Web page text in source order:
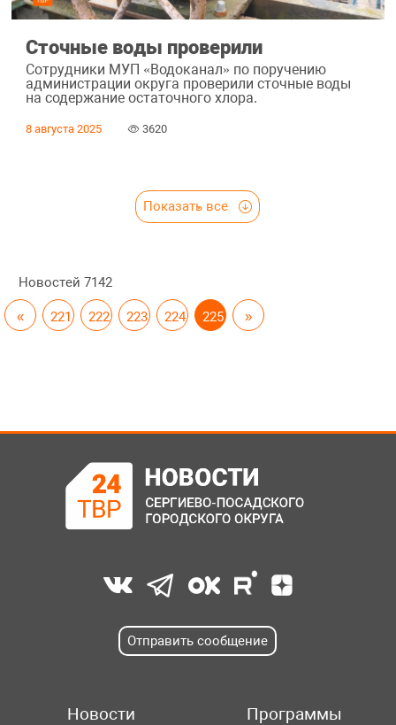
Сточные воды проверили
Сотрудники МУП «Водоканал» по поручению
администрации округа проверили сточные воды
на содержание остаточного хлора.
8 августа 2025 3620
Показать все
Новостей 7142
« 221 222 223 224 225 »
Отправить сообщение
Новости
Программы